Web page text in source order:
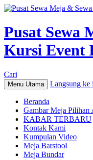
Pusat Sewa
Kursi Event
Cari
Menu Utama Langsung ke
Beranda
Gambar Meja Pilihan
KABAR TERBARU
Kontak Kami
Kumpulan Video
Meja Barstool
Meja Bundar